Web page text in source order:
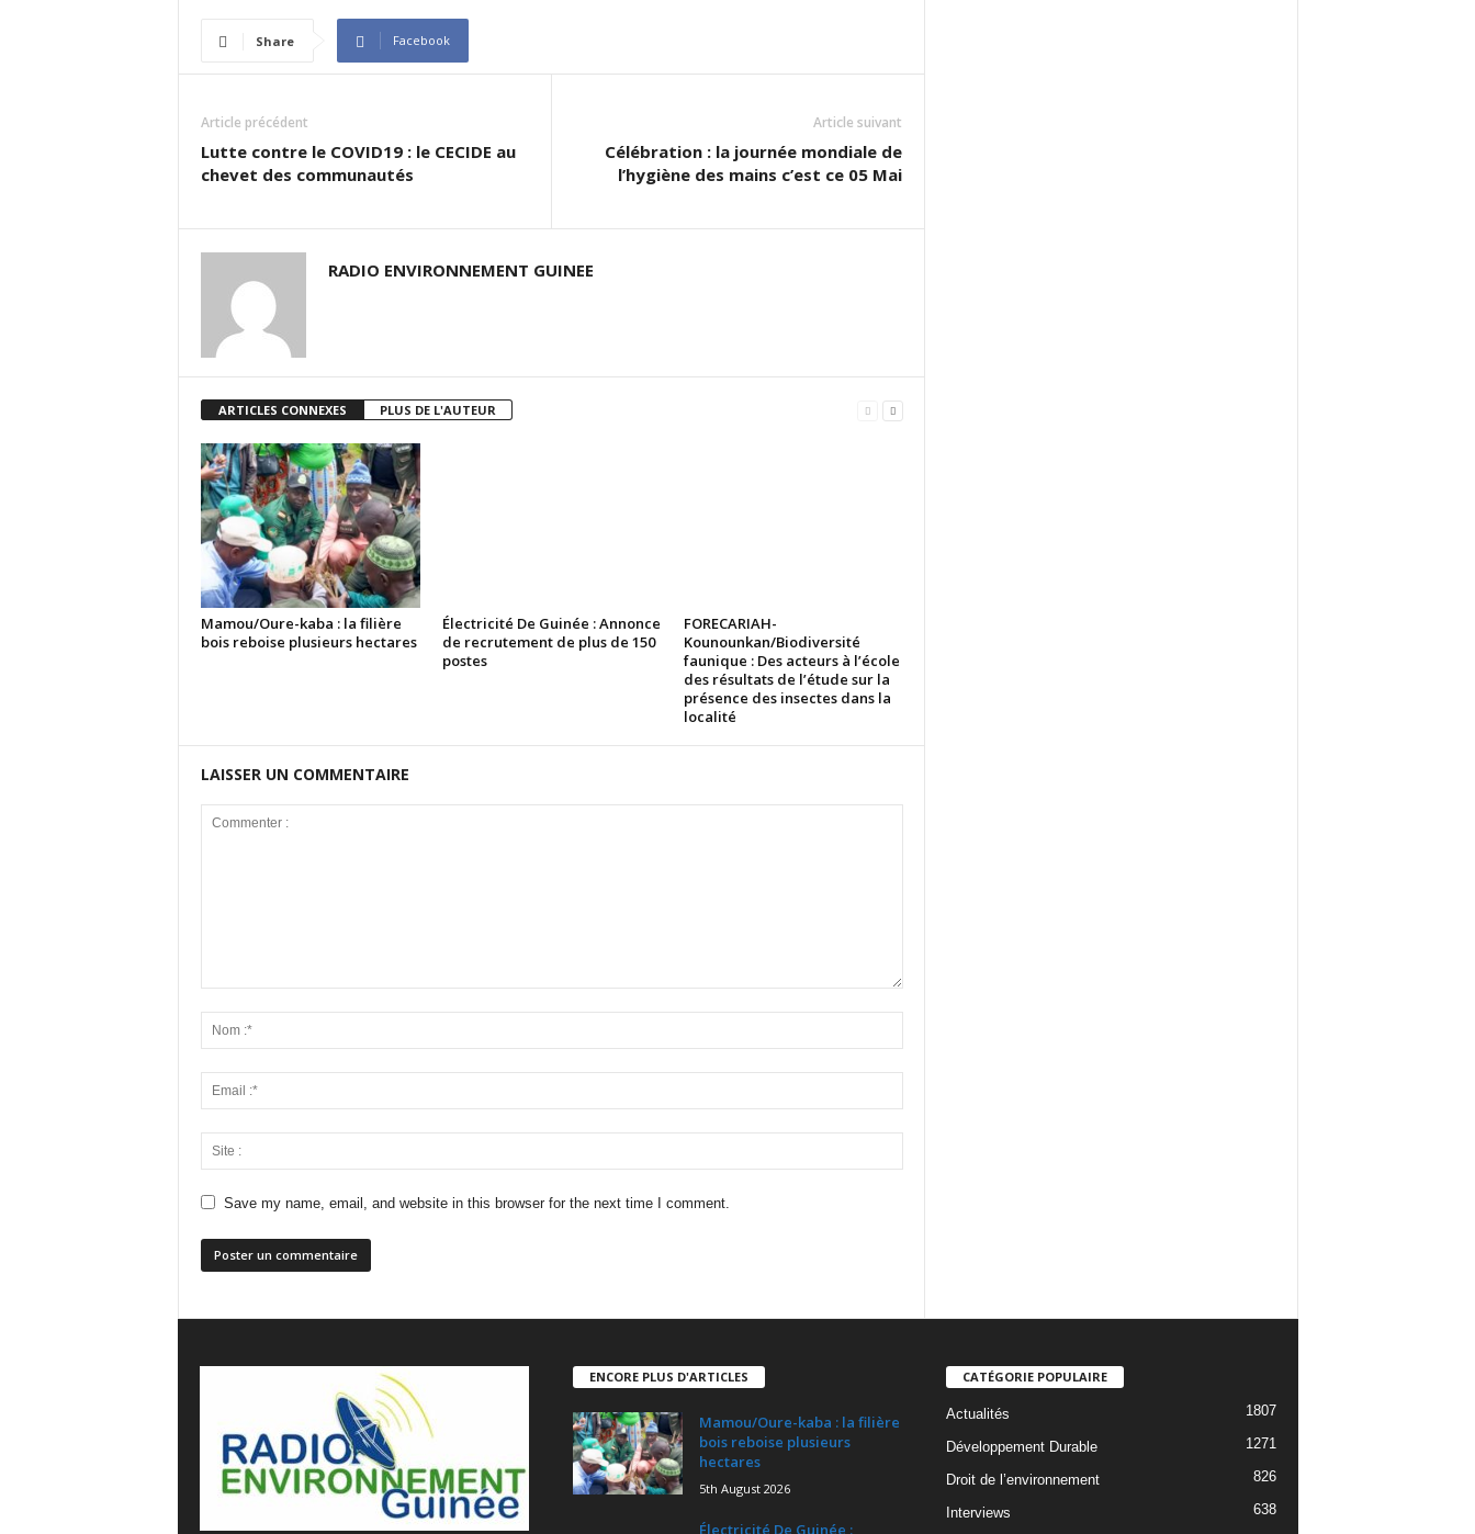
Share Facebook
Article précédent
Lutte contre le COVID19 : le CECIDE au
chevet des communautés
Article suivant
Célébration : la journée mondiale de
l’hygiène des mains c’est ce 05 Mai
RADIO ENVIRONNEMENT GUINEE
ARTICLES CONNEXES PLUS DE L'AUTEUR
Mamou/Oure-kaba : la filière
bois reboise plusieurs hectares
Électricité De Guinée : Annonce
de recrutement de plus de 150
postes
FORECARIAH-
Kounounkan/Biodiversité
faunique : Des acteurs à l’école
des résultats de l’étude sur la
présence des insectes dans la
localité
LAISSER UN COMMENTAIRE
Save my name, email, and website in this browser for the next time I comment.
ENCORE PLUS D'ARTICLES
Mamou/Oure-kaba : la filière
bois reboise plusieurs
hectares
5th August 2026
Électricité De Guinée :
CATÉGORIE POPULAIRE
Actualités 1807
Développement Durable 1271
Droit de l’environnement 826
Interviews
638